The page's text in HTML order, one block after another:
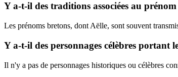
Y a-t-il des traditions associées au prénom
Les prénoms bretons, dont Aëlle, sont souvent
Y a-t-il des personnages célèbres portant
Il n'y a pas de personnages historiques ou célèbres